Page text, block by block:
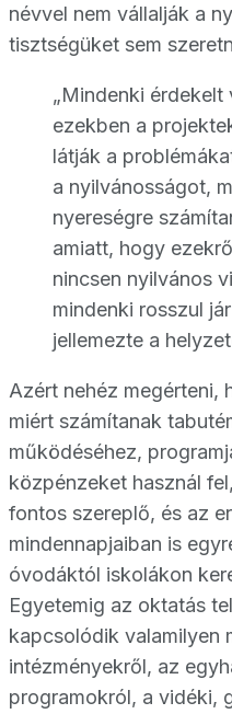
névvel nem vállalják a
tisztségüket sem
„Mindenki érdekelt
ezekben a
látják a
a nyilvánosságot,
nyereségre
amiatt, hogy
nincsen nyilvános
mindenki rosszul
jellemezte a
Azért nehéz megérteni,
miért számítanak
működéséhez,
közpénzeket használ
fontos szereplő, és az
mindennapjaiban is
óvodáktól iskolákon
Egyetemig az oktatás
kapcsolódik valamilyen
intézményekről, az
programokról, a vidéki,